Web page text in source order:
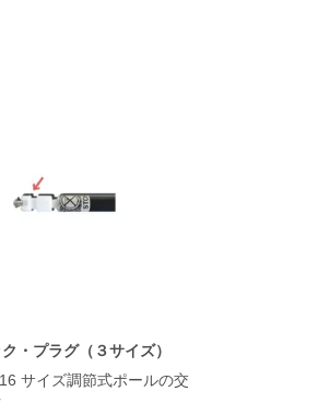
・プラグ（３サイズ）
サイズ調節式ポールの交